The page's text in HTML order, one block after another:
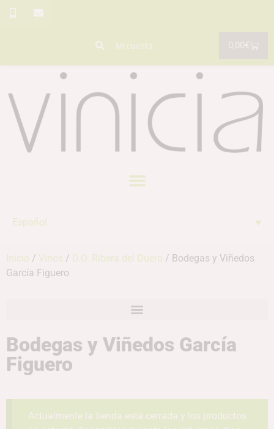
Mi cuenta
Español
Inicio / Vinos / D.O. Ribera del Duero / Bodegas y Viñedos
García Figuero
Bodegas y Viñedos García
Figuero
Actualmente la tienda está cerrada y los productos